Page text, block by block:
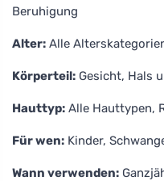
Beruhigung
Alter: Alle
Körperteil: Gesicht, Hals
Hauttyp: Alle Hauttypen,
Für wen: Kinder,
Wann verwenden: